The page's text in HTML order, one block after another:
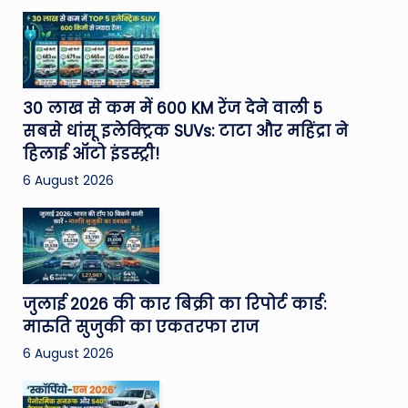
30 लाख से कम में 600 KM रेंज देने वाली 5
सबसे धांसू इलेक्ट्रिक SUVs: टाटा और महिंद्रा ने
हिलाई ऑटो इंडस्ट्री!
6 August 2026
जुलाई 2026 की कार बिक्री का रिपोर्ट कार्ड:
मारुति सुजुकी का एकतरफा राज
6 August 2026